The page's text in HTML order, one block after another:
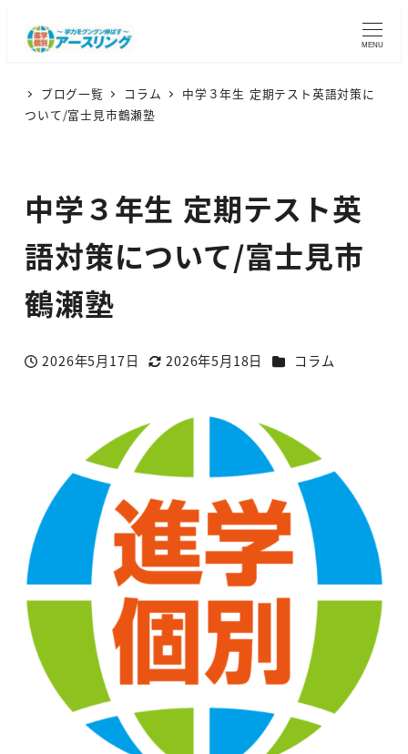
MENU
ブログ一覧 コラム
中学３年生 定期テスト英語対策に
ついて/富士見市鶴瀬塾
中学３年生 定期テスト英
語対策について/富士見市
鶴瀬塾
投稿日
2026年5月17日
更新日
2026年5月18日 カテゴリー
コラム